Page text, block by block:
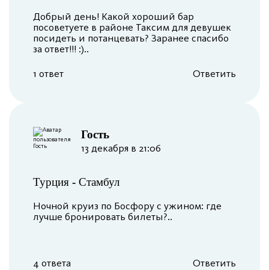
Добрый день! Какой хороший бар
посоветуете в районе Таксим для девушек
посидеть и потанцевать? Заранее спасибо
за ответ!!! :)..
1 ответ Ответить
︎Гость
13 декабря в 21:06
Турция - Стамбул
Ночной круиз по Босфору с ужином: где
лучше бронировать билеты?..
4 ответа Ответить